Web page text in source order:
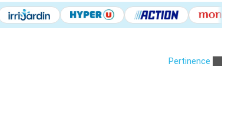
Pertinence